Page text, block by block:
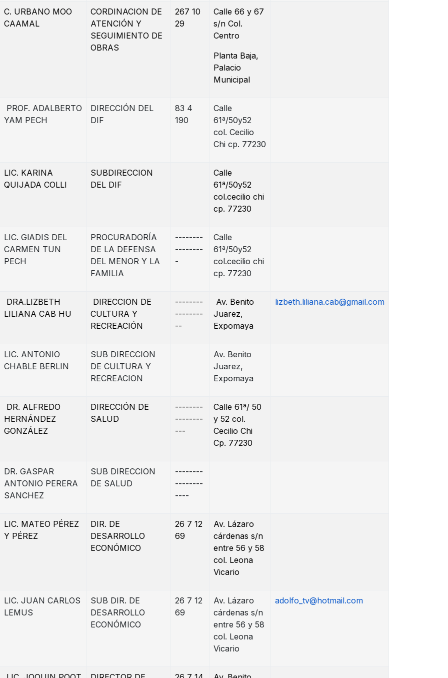
C. URBANO MOO
CAAMAL
CORDINACION DE
ATENCIÓN Y
SEGUIMIENTO DE
OBRAS
267 10
29
Calle 66 y 67
s/n Col.
Centro
Planta Baja,
Palacio
Municipal
PROF. ADALBERTO
YAM PECH
DIRECCIÓN DEL
DIF
83 4
190
Calle
61ª/50y52
col. Cecilio
Chi cp. 77230
LIC. KARINA
QUIJADA COLLI
SUBDIRECCION
DEL DIF
Calle
61ª/50y52
col.cecilio chi
cp. 77230
LIC. GlADIS DEL
CARMEN TUN
PECH
PROCURADORÍA
DE LA DEFENSA
DEL MENOR Y LA
FAMILIA
--------
--------
-
Calle
61ª/50y52
col.cecilio chi
cp. 77230
DRA.LIZBETH
LILIANA CAB HU
DIRECCION DE
CULTURA Y
RECREACIÓN
--------
--------
--
Av. Benito
Juarez,
Expomaya
lizbeth.liliana.cab@gmail.com
LIC. ANTONIO
CHABLE BERLIN
SUB DIRECCION
DE CULTURA Y
RECREACION
Av. Benito
Juarez,
Expomaya
DR. ALFREDO
HERNÁNDEZ
GONZÁLEZ
DIRECCIÓN DE
SALUD
--------
--------
---
Calle 61ª/ 50
y 52 col.
Cecilio Chi
Cp. 77230
DR. GASPAR
ANTONIO PERERA
SANCHEZ
SUB DIRECCION
DE SALUD
--------
--------
----
LIC. MATEO PÉREZ
Y PÉREZ
DIR. DE
DESARROLLO
ECONÓMICO
26 7 12
69
Av. Lázaro
cárdenas s/n
entre 56 y 58
col. Leona
Vicario
LIC. JUAN CARLOS
LEMUS
SUB DIR. DE
DESARROLLO
ECONÓMICO
26 7 12
69
Av. Lázaro
cárdenas s/n
entre 56 y 58
col. Leona
Vicario
adolfo_tv@hotmail.com